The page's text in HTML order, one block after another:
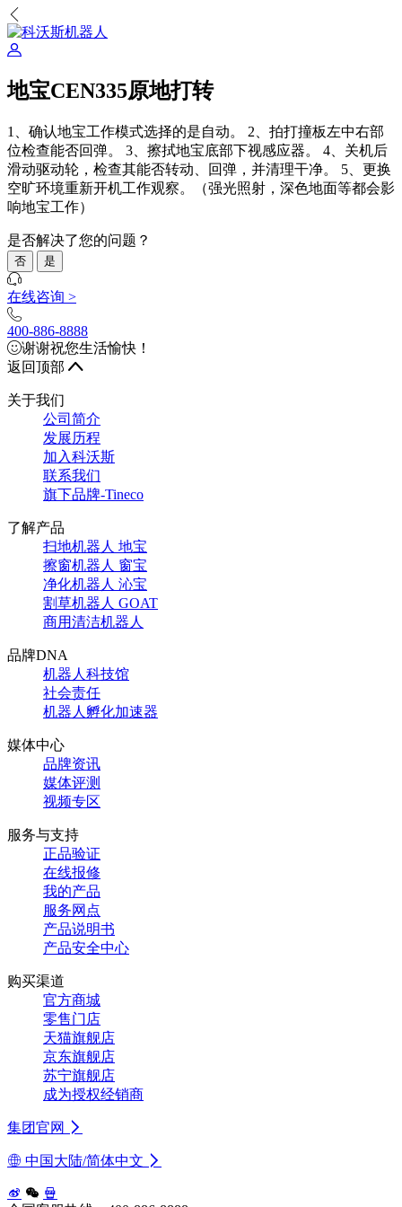
地宝CEN335原地打转
1、确认地宝工作模式选择的是自动。 2、拍打撞板左中右部
位检查能否回弹。 3、擦拭地宝底部下视感应器。 4、关机后
滑动驱动轮，检查其能否转动、回弹，并清理干净。 5、更换
空旷环境重新开机工作观察。（强光照射，深色地面等都会影
响地宝工作）
是否解决了您的问题？
否 是
在线咨询 >
400-886-8888
谢谢祝您生活愉快！
返回顶部
关于我们
公司简介
发展历程
加入科沃斯
联系我们
旗下品牌-Tineco
了解产品
扫地机器人 地宝
擦窗机器人 窗宝
净化机器人 沁宝
割草机器人 GOAT
商用清洁机器人
品牌DNA
机器人科技馆
社会责任
机器人孵化加速器
媒体中心
品牌资讯
媒体评测
视频专区
服务与支持
正品验证
在线报修
我的产品
服务网点
产品说明书
产品安全中心
购买渠道
官方商城
零售门店
天猫旗舰店
京东旗舰店
苏宁旗舰店
成为授权经销商
集团官网
中国大陆/简体中文